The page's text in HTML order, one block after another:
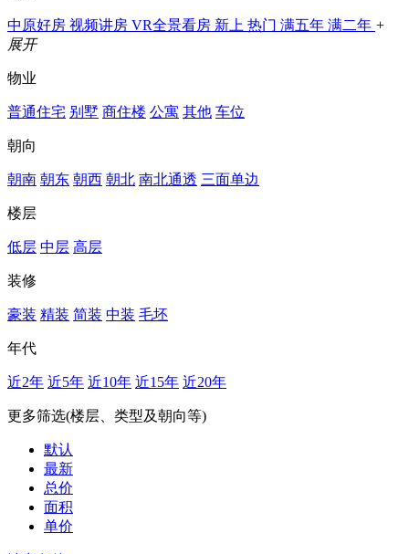
中原好房 视频讲房 VR全景看房 新上 热门 满五年 满二年 +
展开
物业
普通住宅 别墅 商住楼 公寓 其他 车位
朝向
朝南 朝东 朝西 朝北 南北通透 三面单边
楼层
低层 中层 高层
装修
豪装 精装 简装 中装 毛坯
年代
近2年 近5年 近10年 近15年 近20年
更多筛选(楼层、类型及朝向等)
默认
最新
总价
面积
单价